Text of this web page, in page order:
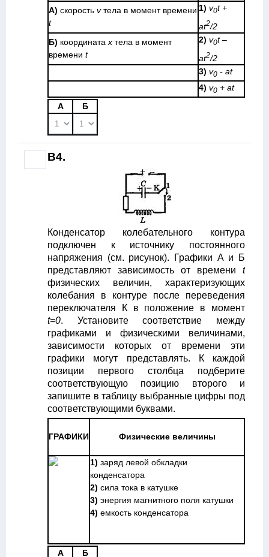
А) скорость vтела в момент времени
t
1) v0t +
at2/2
Б) координата х тела в момент
времени t
2) v0t –
at2/2
3) v0 - at
4) v0 + at
A
Б
B4.
Конденсатор колебательного контура
подключен к источнику постоянного
напряжения (см. рисунок). Графики А и Б
представляют зависимость от времени t
физических величин, характеризующих
колебания в контуре после переведения
переключателя К в положение в момент
t=0. Установите соответствие между
графиками и физическими величинами,
зависимости которых от времени эти
графики могут представлять. К каждой
позиции первого столбца подберите
соответствующую позицию второго и
запишите в таблицу выбранные цифры под
соответствующими буквами.
ГРАФИКИ Физические величины
1) заряд левой обкладки
конденсатора
2) сила тока в катушке
3) энергия магнитного поля катушки
4) емкость конденсатора
A Б